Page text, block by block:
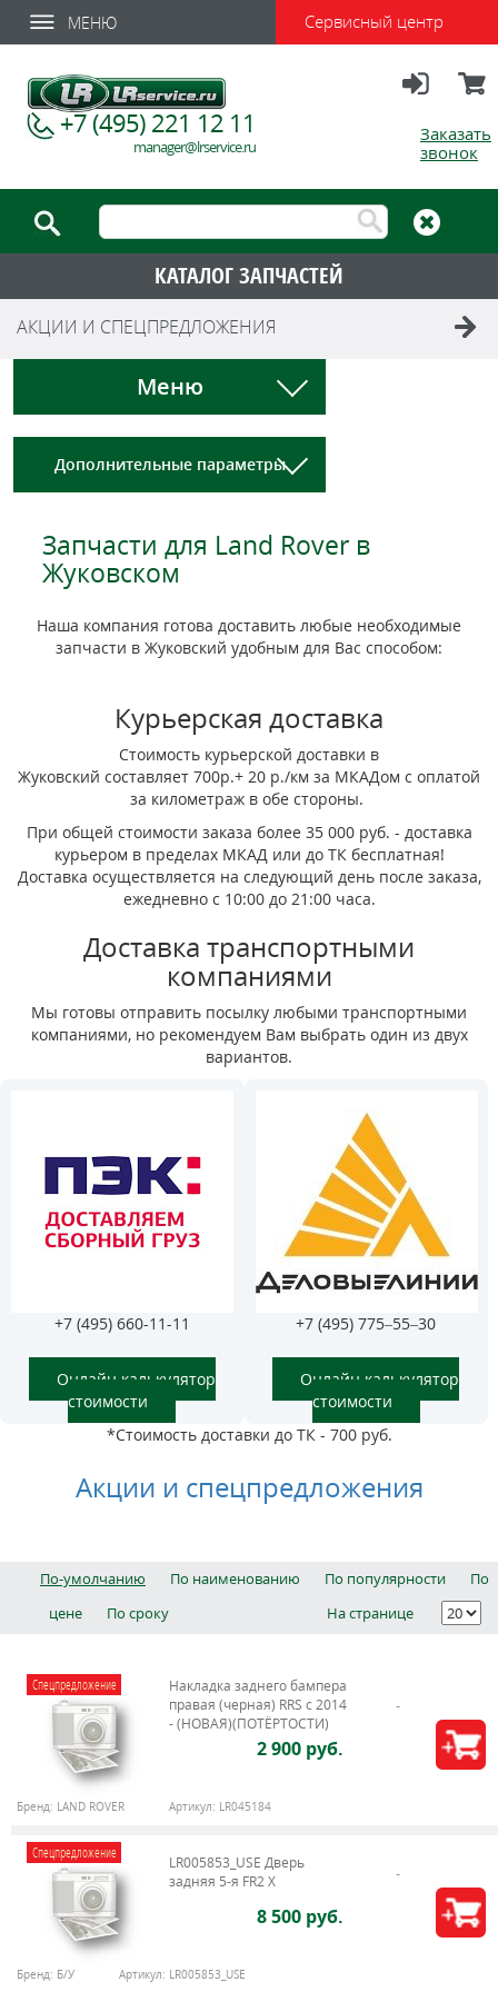
МЕНЮ Сервисный центр
Заказать
звонок
+7 (495) 221 12 11
manager@lrservice.ru
КАТАЛОГ ЗАПЧАСТЕЙ
АКЦИИ И СПЕЦПРЕДЛОЖЕНИЯ
Меню
Дополнительные параметры
Запчасти для Land Rover в
Жуковском
Наша компания готова доставить любые необходимые
запчасти в Жуковский удобным для Вас способом:
Курьерская доставка
Стоимость курьерской доставки в
Жуковский составляет 700р.+ 20 р./км за МКАДом с оплатой
за километраж в обе стороны.
При общей стоимости заказа более 35 000 руб. - доставка
курьером в пределах МКАД или до ТК бесплатная!
Доставка осуществляется на следующий день после заказа,
ежедневно с 10:00 до 21:00 часа.
Доставка транспортными
компаниями
Мы готовы отправить посылку любыми транспортными
компаниями, но рекомендуем Вам выбрать один из двух
вариантов.
+7 (495) 660-11-11
Онлайн калькулятор
стоимости
+7 (495) 775–55–30
Онлайн калькулятор
стоимости
*Стоимость доставки до ТК - 700 руб.
Акции и спецпредложения
По-умолчанию По наименованию По популярности
По
цене
По сроку На странице
Спецпредложение
Накладка заднего бампера
правая (черная) RRS c 2014
- (НОВАЯ)(ПОТЁРТОСТИ)
2 900 руб.
Бренд: LAND ROVER Артикул: LR045184
Спецпредложение
LR005853_USE Дверь
задняя 5-я FR2 X
8 500 руб.
Бренд: Б/У Артикул: LR005853_USE